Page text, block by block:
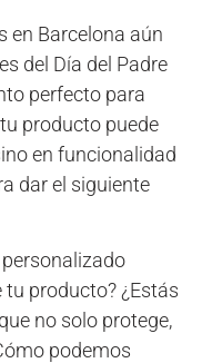
en Barcelona aún
del Día del Padre
perfecto para
producto puede
en funcionalidad
dar el siguiente
producto? ¿Estás
no solo protege,
podemos